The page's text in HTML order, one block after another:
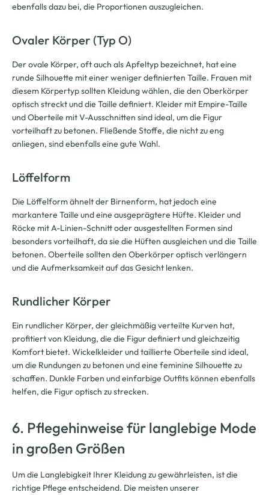
ebenfalls dazu bei, die Proportionen auszugleichen.
Ovaler Körper (Typ O)
Der ovale Körper, oft auch als Apfeltyp bezeichnet, hat eine
runde Silhouette mit einer weniger definierten Taille. Frauen mit
diesem Körpertyp sollten Kleidung wählen, die den Oberkörper
optisch streckt und die Taille definiert. Kleider mit Empire-Taille
und Oberteile mit V-Ausschnitten sind ideal, um die Figur
vorteilhaft zu betonen. Fließende Stoffe, die nicht zu eng
anliegen, sind ebenfalls eine gute Wahl.
Löffelform
Die Löffelform ähnelt der Birnenform, hat jedoch eine
markantere Taille und eine ausgeprägtere Hüfte. Kleider und
Röcke mit A-Linien-Schnitt oder ausgestellten Formen sind
besonders vorteilhaft, da sie die Hüften ausgleichen und die Taille
betonen. Oberteile sollten den Oberkörper optisch verlängern
und die Aufmerksamkeit auf das Gesicht lenken.
Rundlicher Körper
Ein rundlicher Körper, der gleichmäßig verteilte Kurven hat,
profitiert von Kleidung, die die Figur definiert und gleichzeitig
Komfort bietet. Wickelkleider und taillierte Oberteile sind ideal,
um die Rundungen zu betonen und eine feminine Silhouette zu
schaffen. Dunkle Farben und einfarbige Outfits können ebenfalls
helfen, die Figur optisch zu strecken.
6. Pflegehinweise für langlebige Mode
in großen Größen
Um die Langlebigkeit Ihrer Kleidung zu gewährleisten, ist die
richtige Pflege entscheidend. Die meisten unserer